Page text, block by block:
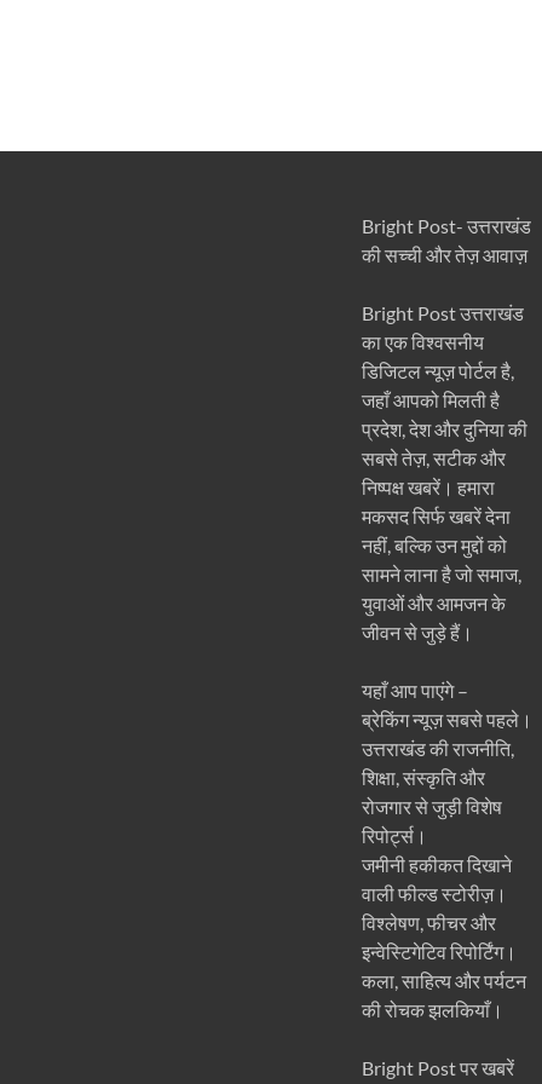
Bright Post- उत्तराखंड
की सच्ची और तेज़ आवाज़
Bright Post उत्तराखंड
का एक विश्वसनीय
डिजिटल न्यूज़ पोर्टल है,
जहाँ आपको मिलती है
प्रदेश, देश और दुनिया की
सबसे तेज़, सटीक और
निष्पक्ष खबरें। हमारा
मकसद सिर्फ खबरें देना
नहीं, बल्कि उन मुद्दों को
सामने लाना है जो समाज,
युवाओं और आमजन के
जीवन से जुड़े हैं।
यहाँ आप पाएंगे –
ब्रेकिंग न्यूज़ सबसे पहले।
उत्तराखंड की राजनीति,
शिक्षा, संस्कृति और
रोजगार से जुड़ी विशेष
रिपोर्ट्स।
जमीनी हकीकत दिखाने
वाली फील्ड स्टोरीज़।
विश्लेषण, फीचर और
इन्वेस्टिगेटिव रिपोर्टिंग।
कला, साहित्य और पर्यटन
की रोचक झलकियाँ।
Bright Post पर खबरें